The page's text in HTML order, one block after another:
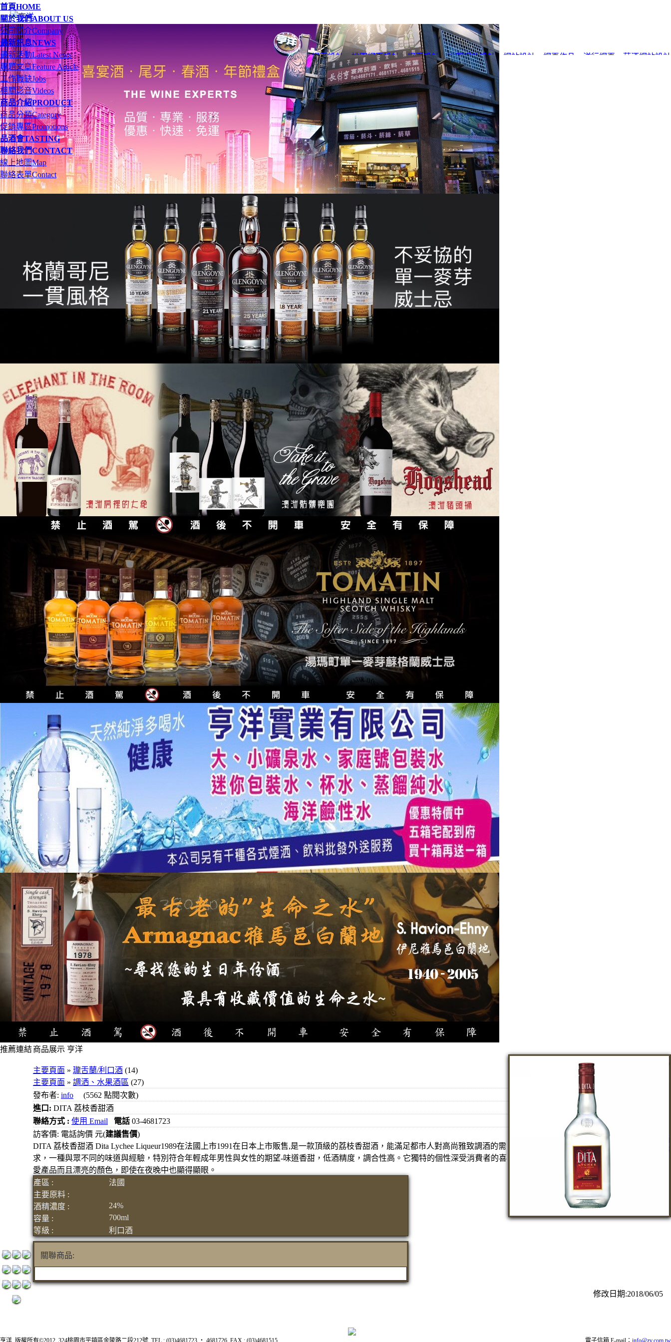
首頁HOME
關於我們ABOUT US
公司簡介Company
最新訊息NEWS
最新活動Latest News
專題文章Feature Article
工作職缺Jobs
相關影音Videos
商品介紹PRODUCT
商品分類Category
促銷專區Promotions
品酒會TASTING
聯絡我們CONTACT
線上地圖Map
聯絡表單Contact
網頁設計 桃園網頁設計 、網頁設計、桃園網站設計、 網站設計 網頁作品 洋行網頁 菸酒網站設計
推薦連結商品展示 亨洋
主要頁面 » 瓏舌蘭/利口酒 (14)
主要頁面 » 調洒、水果酒區 (27)
發布者: info (5562 點閱次數)
進口: DITA 荔枝香甜酒
聯絡方式 : 使用 Email 電話 03-4681723
訪客價: 電話詢價 元(建議售價)
DITA 荔枝香甜酒 Dita Lychee Liqueur1989在法國上市1991在日本上市販售,是一款頂級的荔枝香甜酒，能滿足都市人對高尚雅致調酒的需
求，一種與眾不同的味道與經驗，特別符合年輕成年男性與女性的期望-味道香甜，低酒精度，調合性高。它獨特的個性深受消費者的喜
愛產品而且漂亮的顏色，即使在夜晚中也顯得顯眼。
產區 :
法國
主要原料 :
酒精濃度 :
24%
容量 :
700ml
等級 :
利口酒
關聯商品:
修改日期:2018/06/05
亨洋 版權所有©2012 324桃園市平鎮區金陵路二段212號 TEL : (03)4681723 ‧ 4681726 FAX : (03)4681515 電子信箱 E-mail： info@zv.com.tw